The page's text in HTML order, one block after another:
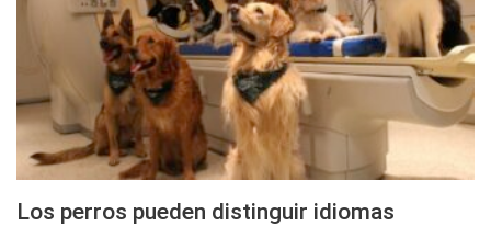
Los perros pueden distinguir idiomas